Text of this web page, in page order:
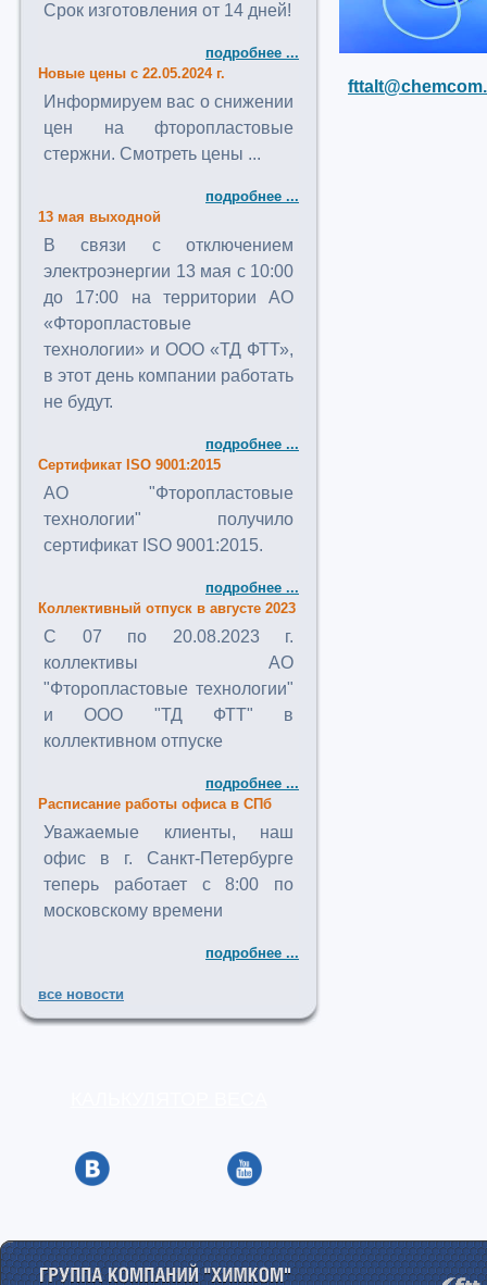
Срок изготовления от 14 дней!
подробнее ...
Новые цены с 22.05.2024 г.
Информируем вас о снижении
цен на фторопластовые
стержни. Смотреть цены ...
подробнее ...
13 мая выходной
В связи с отключением
электроэнергии 13 мая с 10:00
до 17:00 на территории АО
«Фторопластовые
технологии» и ООО «ТД ФТТ»,
в этот день компании работать
не будут.
подробнее ...
Сертификат ISO 9001:2015
АО "Фторопластовые
технологии" получило
сертификат ISO 9001:2015.
подробнее ...
Коллективный отпуск в августе 2023
C 07 по 20.08.2023 г.
коллективы АО
"Фторопластовые технологии"
и ООО "ТД ФТТ" в
коллективном отпуске
подробнее ...
Расписание работы офиса в СПб
Уважаемые клиенты, наш
офис в г. Санкт-Петербурге
теперь работает с 8:00 по
московскому времени
подробнее ...
все новости